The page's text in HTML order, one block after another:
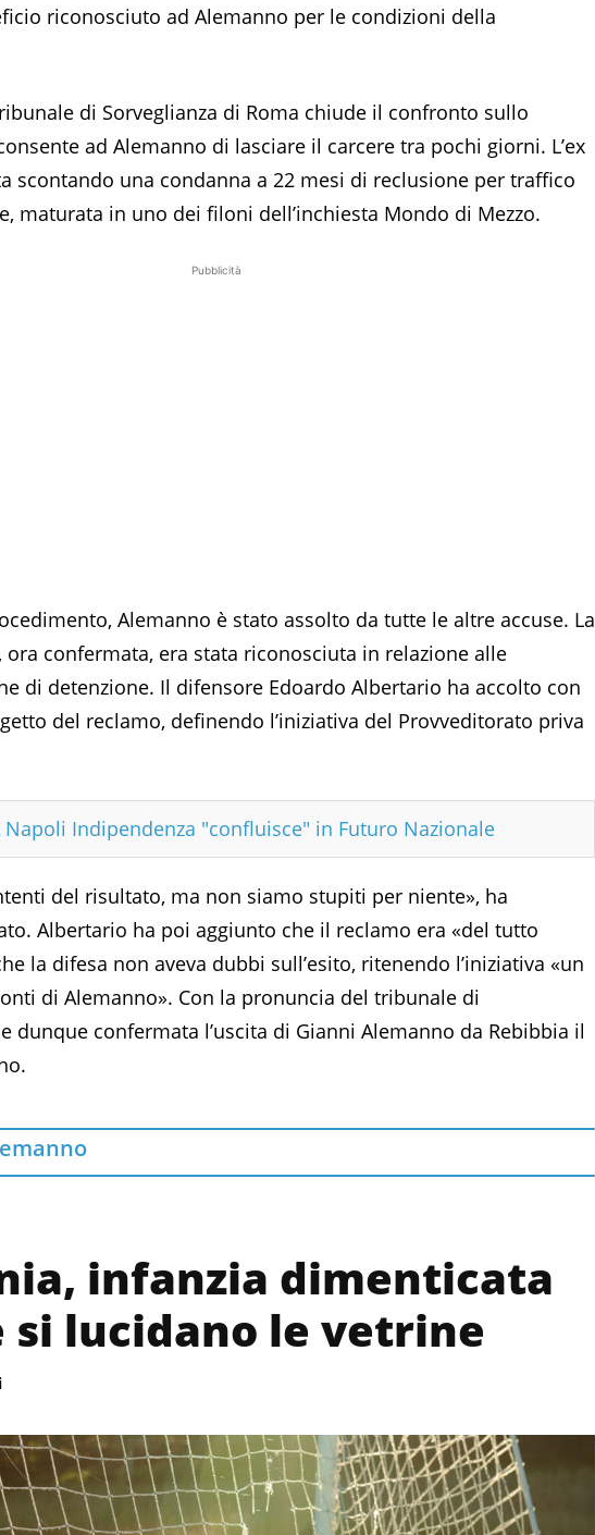
riconosciuto ad Alemanno per le condizioni della
di Sorveglianza di Roma chiude il confronto sullo
ad Alemanno di lasciare il carcere tra pochi giorni. L’ex
scontando una condanna a 22 mesi di reclusione per traffico
maturata in uno dei filoni dell’inchiesta Mondo di Mezzo.
Pubblicità
Alemanno è stato assolto da tutte le altre accuse. La
ora confermata, era stata riconosciuta in relazione alle
di detenzione. Il difensore Edoardo Albertario ha accolto con
del reclamo, definendo l’iniziativa del Provveditorato priva
Napoli Indipendenza "confluisce" in Futuro Nazionale
del risultato, ma non siamo stupiti per niente», ha
Albertario ha poi aggiunto che il reclamo era «del tutto
la difesa non aveva dubbi sull’esito, ritenendo l’iniziativa «un
di Alemanno». Con la pronuncia del tribunale di
dunque confermata l’uscita di Gianni Alemanno da Rebibbia il
infanzia dimenticata
lucidano le vetrine